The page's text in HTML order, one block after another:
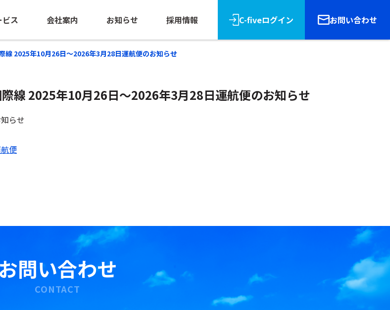
ビス
海外出張手配
BTM（出張管理の最適化支援）
訪日旅行手配
翻訳・通訳・アポイント取得代行
IR/財務翻訳
会社案内
ごあいさつ
お知らせ
ニュースリリース
採用情報 C-fiveログイン お問い合わせ
線 2025年10月26日～2026年3月28日運航便のお知らせ
線 2025年10月26日～2026年3月28日運航便のお知らせ
らせ
便
お問い合わせ
CONTACT